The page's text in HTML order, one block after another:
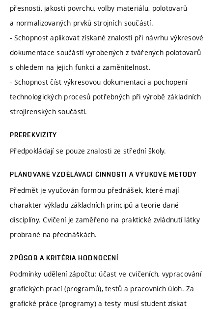
přesnosti, jakosti povrchu, volby materiálu, polotovarů
a normalizovaných prvků strojních součástí.
- Schopnost aplikovat získané znalosti při návrhu výkresové
dokumentace součástí vyrobených z tvářených polotovarů
s ohledem na jejich funkci a zaměnitelnost.
- Schopnost číst výkresovou dokumentaci a pochopení
technologických procesů potřebných při výrobě základních
strojírenských součástí.
PREREKVIZITY
Předpokládají se pouze znalosti ze střední školy.
PLÁNOVANÉ VZDĚLÁVACÍ ČINNOSTI A VÝUKOVÉ METODY
Předmět je vyučován formou přednášek, které mají
charakter výkladu základních principů a teorie dané
disciplíny. Cvičení je zaměřeno na praktické zvládnutí látky
probrané na přednáškách.
ZPŮSOB A KRITÉRIA HODNOCENÍ
Podmínky udělení zápočtu: účast ve cvičeních, vypracování
grafických prací (programů), testů a pracovních úloh. Za
grafické práce (programy) a testy musí student získat